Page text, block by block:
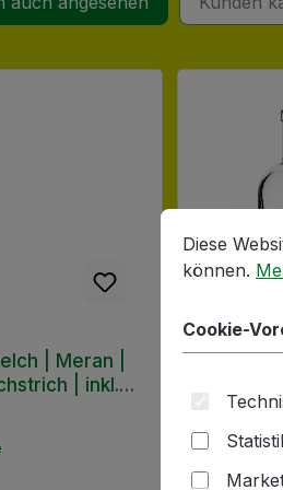
| Meran |
| inkl.
Cookie-
Diese
Diese
können.
Cookie-